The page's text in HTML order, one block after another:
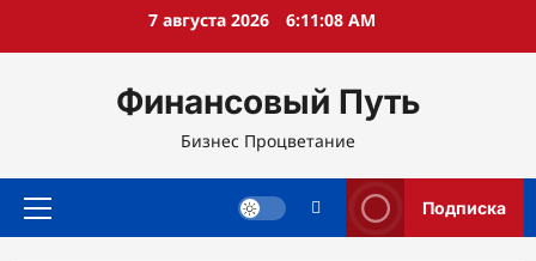
7 августа 2026 6:11:10 AM
Финансовый Путь
Бизнес Процветание
Основное
Подписка